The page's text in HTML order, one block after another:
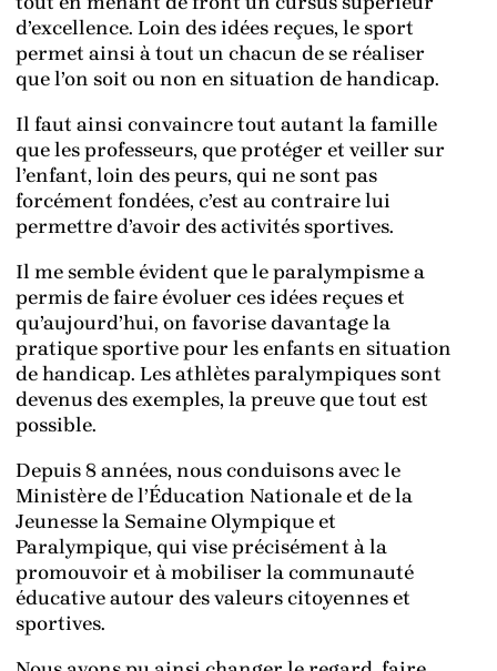
d’excellence. Loin des idées reçues, le sport
permet ainsi à tout un chacun de se réaliser
que l’on soit ou non en situation de handicap.
Il faut ainsi convaincre tout autant la famille
que les professeurs, que protéger et veiller sur
l’enfant, loin des peurs, qui ne sont pas
forcément fondées, c’est au contraire lui
permettre d’avoir des activités sportives.
Il me semble évident que le paralympisme a
permis de faire évoluer ces idées reçues et
qu’aujourd’hui, on favorise davantage la
pratique sportive pour les enfants en situation
de handicap. Les athlètes paralympiques sont
devenus des exemples, la preuve que tout est
possible.
Depuis 8 années, nous conduisons avec le
Ministère de l’Éducation Nationale et de la
Jeunesse la Semaine Olympique et
Paralympique, qui vise précisément à la
promouvoir et à mobiliser la communauté
éducative autour des valeurs citoyennes et
sportives.